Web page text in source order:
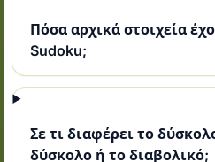
Πόσα αρχικά στοιχεία
Sudoku;
Σε τι διαφέρει το
δύσκολο ή το διαβολικό;